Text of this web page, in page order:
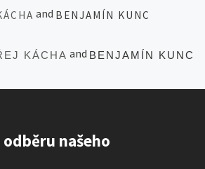
and BENJAMÍN KUNC
KÁCHA and BENJAMÍN KUNC
našeho